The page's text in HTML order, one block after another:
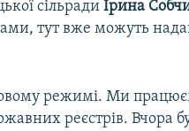
сільрадиІрина
тут вже можуть
режимі. Ми
реєстрів. Вчора